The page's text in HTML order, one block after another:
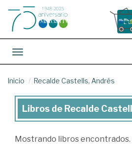
Toggle navigation
Inicio Recalde Castells, Andrés
Libros
Recalde
Libros de Recalde
Mostrando libros encontrados.